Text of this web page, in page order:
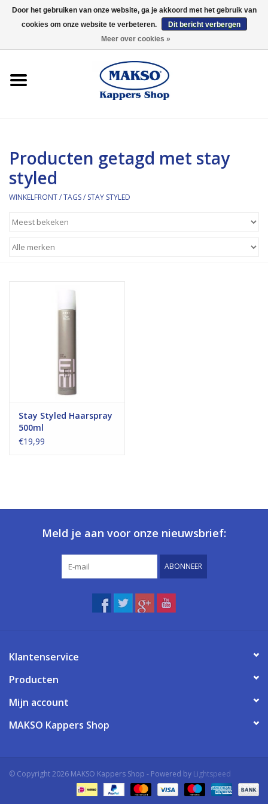
0 Artikelen - €0,00
Kaaral
360
Merken
Producten getagd met stay
styled
WINKELFRONT/TAGS/ STAY STYLED
Stay Styled Haarspray
500ml
€19,99
Meld je aan voor onze nieuwsbrief:
ABONNEER
Klantenservice
Producten
Mijn account
MAKSO Kappers Shop
© Copyright 2026 MAKSO Kappers Shop - Powered by Lightspeed
Door het gebruiken van onze website, ga je akkoord met het gebruik van
cookies om onze website te verbeteren.
Dit bericht verbergen
Meer over cookies »